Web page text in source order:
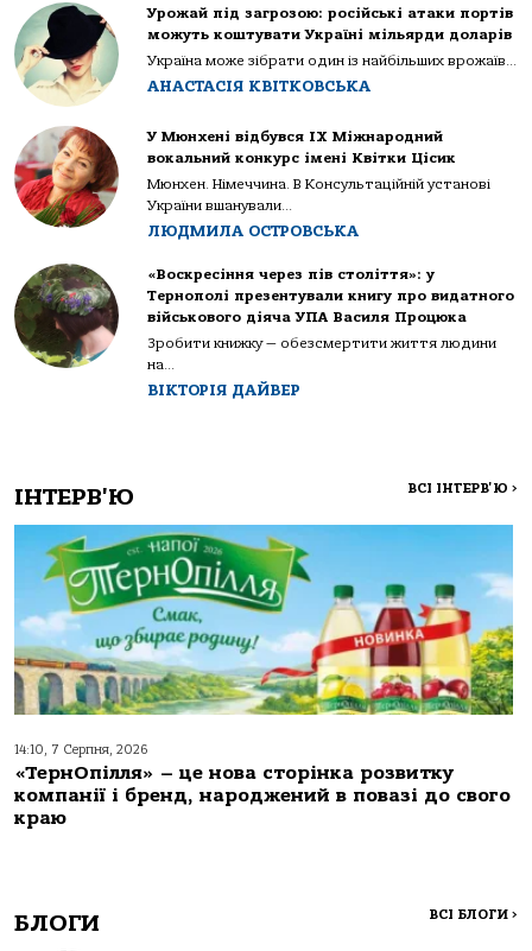
Урожай під загрозою: російські атаки портів
можуть коштувати Україні мільярди доларів
Україна може зібрати один із найбільших врожаїв...
АНАСТАСІЯ КВІТКОВСЬКА
У Мюнхені відбувся IX Міжнародний
вокальний конкурс імені Квітки Цісик
Мюнхен. Німеччина. В Консультаційній установі
України вшанували...
ЛЮДМИЛА ОСТРОВСЬКА
«Воскресіння через пів століття»: у
Тернополі презентували книгу про видатного
військового діяча УПА Василя Процюка
Зробити книжку — обезсмертити життя людини
на...
ВІКТОРІЯ ДАЙВЕР
ІНТЕРВ'Ю ВСІ ІНТЕРВ'Ю >
14:10, 7 Серпня, 2026
«ТернОпілля» – це нова сторінка розвитку
компанії і бренд, народжений в повазі до свого
краю
БЛОГИ ВСІ БЛОГИ >